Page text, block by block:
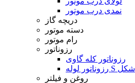
نمدی درب موتور
دریچه گاز
دسته موتور
رام موتور
رزوناتور
رزوناتور کله گاوی
رزوناتور لوله S شکل
روغن و فیلتر